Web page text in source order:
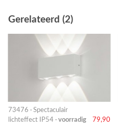
Gerelateerd (2)
73476 · Spectaculair
lichteffect IP54 · voorradig 79,90